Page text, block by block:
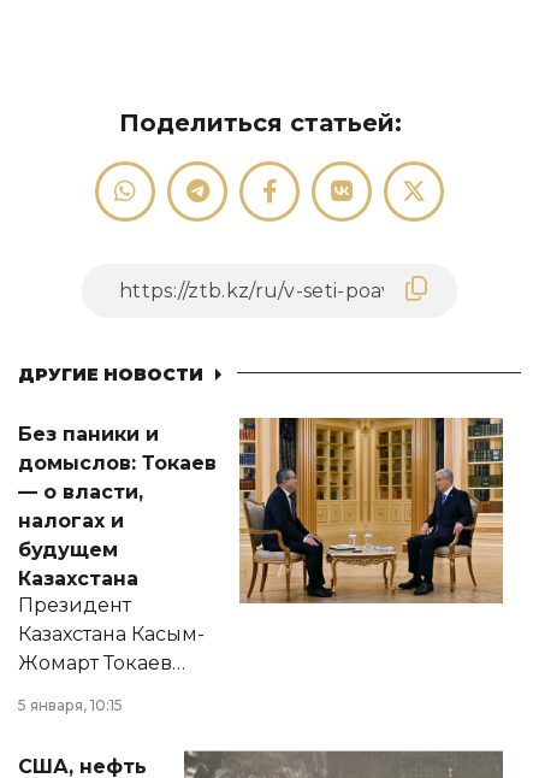
Поделиться статьей:
ДРУГИЕ НОВОСТИ
Без паники и
домыслов: Токаев
— о власти,
налогах и
будущем
Казахстана
Президент
Казахстана Касым-
Жомарт Токаев
сразу несколько
актуальных тем —
5 января, 10:15
США, нефть